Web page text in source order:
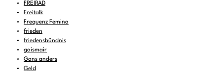
FREIRAD
Freitalk
Frequenz Femina
frieden
friedensbündnis
gaismair
Gans anders
Geld